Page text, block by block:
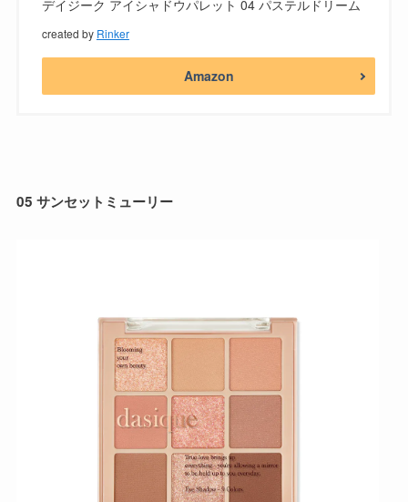
デイジーク アイシャドウパレット 04 パステルドリーム
created by Rinker
Amazon
05 サンセットミューリー